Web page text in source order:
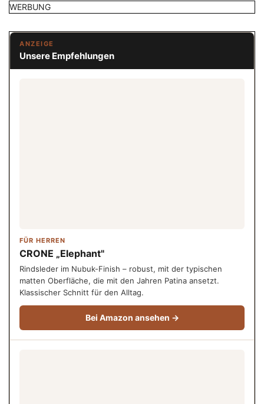
WERBUNG
ANZEIGE
Unsere Empfehlungen
FÜR HERREN
CRONE „Elephant"
Rindsleder im Nubuk-Finish – robust, mit der typischen
matten Oberfläche, die mit den Jahren Patina ansetzt.
Klassischer Schnitt für den Alltag.
Bei Amazon ansehen →